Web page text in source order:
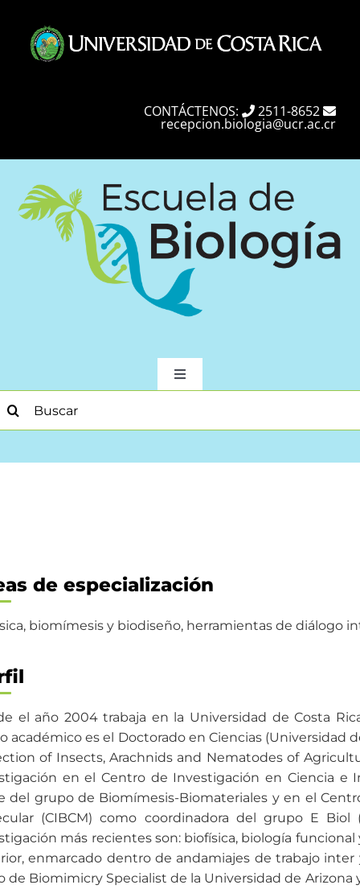
content
CONTÁCTENOS: 2511-8652
recepcion.biologia@ucr.ac.cr
Toggle
Sobre la Escuela
Para Estudiantes
de especialización
biomímesis y biodiseño, herramientas de diálogo
el año 2004 trabaja en la Universidad de Costa
académico es el Doctorado en Ciencias (Universidad
of Insects, Arachnids and Nematodes of
en el Centro de Investigación en Ciencia e
del grupo de Biomímesis-Biomateriales y en el
(CIBCM) como coordinadora del grupo E Biol
más recientes son: biofísica, biología
enmarcado dentro de andamiajes de trabajo inter
de Biomimicry Specialist de la Universidad de